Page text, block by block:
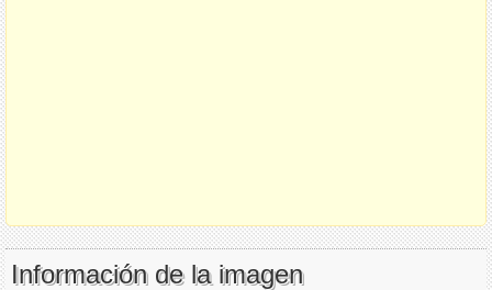
Información de la imagen